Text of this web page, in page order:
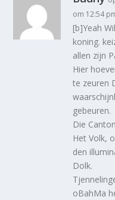
om 12:54
[b]Yeah
koning.
allen zijn
Hier
te zeuren
gebeuren.
Die
Het Volk,
den
Dolk.
oBahMa